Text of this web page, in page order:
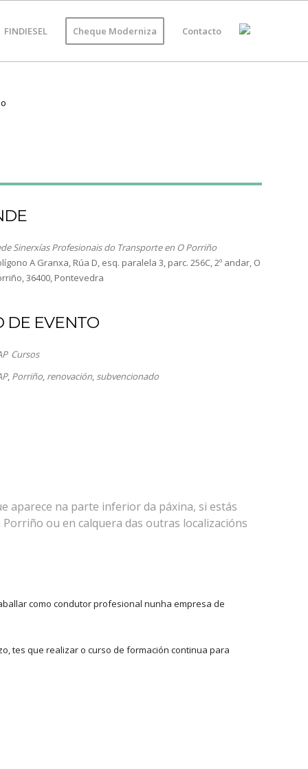
FINDIESEL Cheque Moderniza Contacto
Sinerxías Profesionais do Transporte en O Porriño
A Granxa, Rúa D, esq. paralela 3, parc. 256C, 2º andar, O
36400, Pontevedra
DE EVENTO
Cursos
, Porriño, renovación, subvencionado
aparece na parte inferior da páxina, si estás
ou en calquera das outras localizacións
como condutor profesional nunha empresa de
tes que realizar o curso de formación continua para